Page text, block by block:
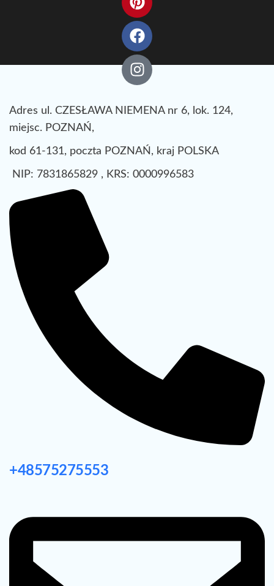
Adres ul. CZESŁAWA NIEMENA nr 6, lok. 124,
miejsc. POZNAŃ,
kod 61-131, poczta POZNAŃ, kraj POLSKA
NIP: 7831865829 , KRS: 0000996583
+48575275553